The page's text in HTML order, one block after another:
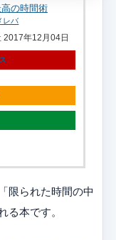
の時間術
レバ
年12月04日
限られた時間の中
る本です。